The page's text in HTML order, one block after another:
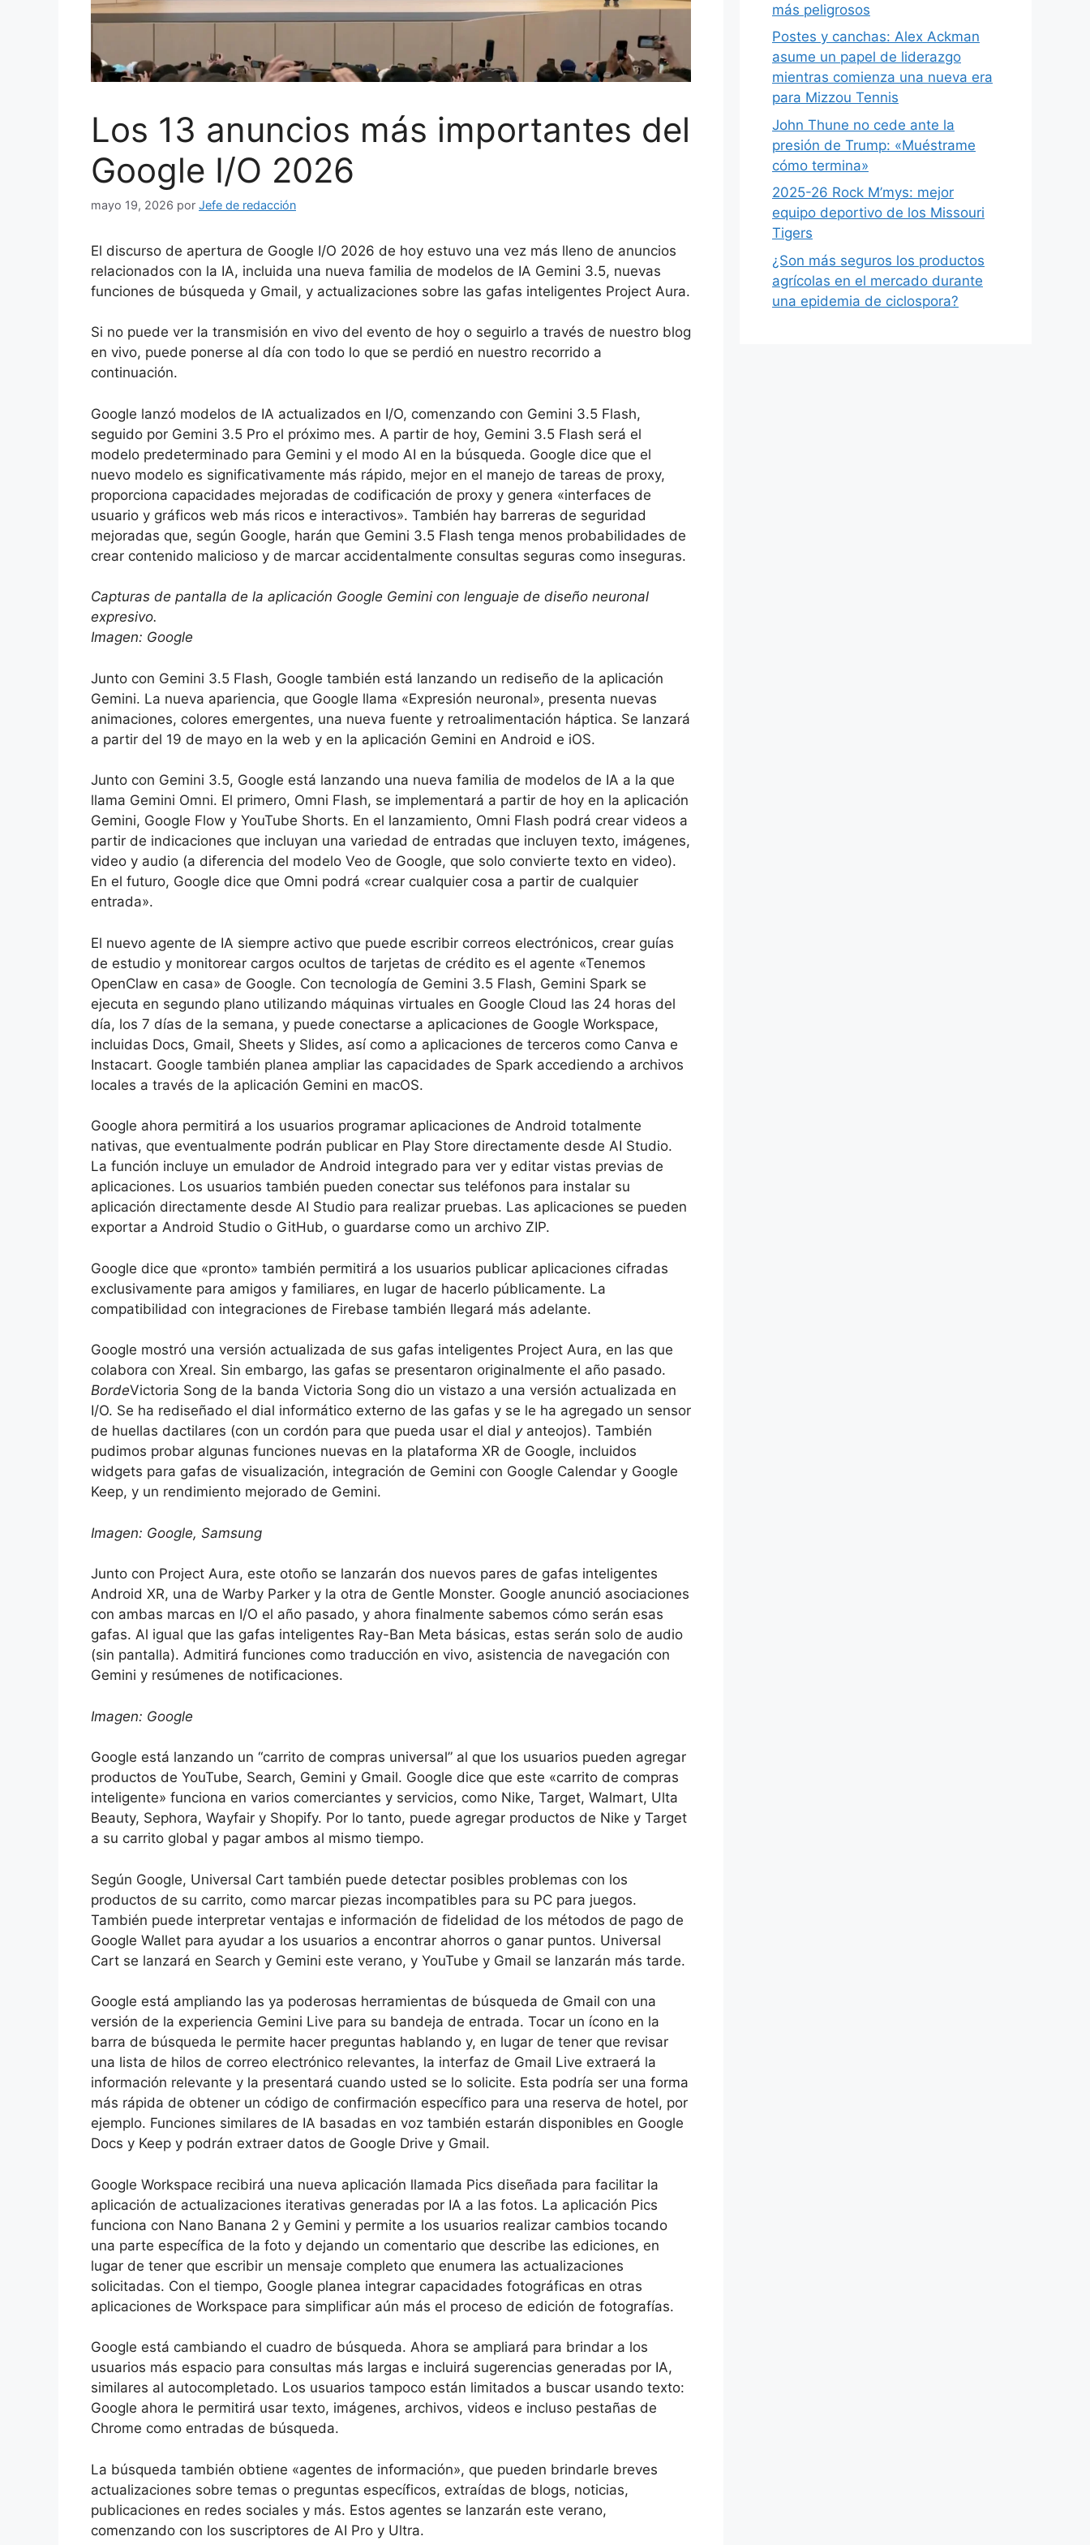
Los 13 anuncios más importantes del
Google I/O 2026
mayo 19, 2026 por Jefe de redacción
El discurso de apertura de Google I/O 2026 de hoy estuvo una vez más lleno de anuncios
relacionados con la IA, incluida una nueva familia de modelos de IA Gemini 3.5, nuevas
funciones de búsqueda y Gmail, y actualizaciones sobre las gafas inteligentes Project Aura.
Si no puede ver la transmisión en vivo del evento de hoy o seguirlo a través de nuestro blog
en vivo, puede ponerse al día con todo lo que se perdió en nuestro recorrido a
continuación.
Google lanzó modelos de IA actualizados en I/O, comenzando con Gemini 3.5 Flash,
seguido por Gemini 3.5 Pro el próximo mes. A partir de hoy, Gemini 3.5 Flash será el
modelo predeterminado para Gemini y el modo AI en la búsqueda. Google dice que el
nuevo modelo es significativamente más rápido, mejor en el manejo de tareas de proxy,
proporciona capacidades mejoradas de codificación de proxy y genera «interfaces de
usuario y gráficos web más ricos e interactivos». También hay barreras de seguridad
mejoradas que, según Google, harán que Gemini 3.5 Flash tenga menos probabilidades de
crear contenido malicioso y de marcar accidentalmente consultas seguras como inseguras.
Capturas de pantalla de la aplicación Google Gemini con lenguaje de diseño neuronal
expresivo.
Imagen: Google
Junto con Gemini 3.5 Flash, Google también está lanzando un rediseño de la aplicación
Gemini. La nueva apariencia, que Google llama «Expresión neuronal», presenta nuevas
animaciones, colores emergentes, una nueva fuente y retroalimentación háptica. Se lanzará
a partir del 19 de mayo en la web y en la aplicación Gemini en Android e iOS.
Junto con Gemini 3.5, Google está lanzando una nueva familia de modelos de IA a la que
llama Gemini Omni. El primero, Omni Flash, se implementará a partir de hoy en la aplicación
Gemini, Google Flow y YouTube Shorts. En el lanzamiento, Omni Flash podrá crear videos a
partir de indicaciones que incluyan una variedad de entradas que incluyen texto, imágenes,
video y audio (a diferencia del modelo Veo de Google, que solo convierte texto en video).
En el futuro, Google dice que Omni podrá «crear cualquier cosa a partir de cualquier
entrada».
El nuevo agente de IA siempre activo que puede escribir correos electrónicos, crear guías
de estudio y monitorear cargos ocultos de tarjetas de crédito es el agente «Tenemos
OpenClaw en casa» de Google. Con tecnología de Gemini 3.5 Flash, Gemini Spark se
ejecuta en segundo plano utilizando máquinas virtuales en Google Cloud las 24 horas del
día, los 7 días de la semana, y puede conectarse a aplicaciones de Google Workspace,
incluidas Docs, Gmail, Sheets y Slides, así como a aplicaciones de terceros como Canva e
Instacart. Google también planea ampliar las capacidades de Spark accediendo a archivos
locales a través de la aplicación Gemini en macOS.
Google ahora permitirá a los usuarios programar aplicaciones de Android totalmente
nativas, que eventualmente podrán publicar en Play Store directamente desde AI Studio.
La función incluye un emulador de Android integrado para ver y editar vistas previas de
aplicaciones. Los usuarios también pueden conectar sus teléfonos para instalar su
aplicación directamente desde AI Studio para realizar pruebas. Las aplicaciones se pueden
exportar a Android Studio o GitHub, o guardarse como un archivo ZIP.
Google dice que «pronto» también permitirá a los usuarios publicar aplicaciones cifradas
exclusivamente para amigos y familiares, en lugar de hacerlo públicamente. La
compatibilidad con integraciones de Firebase también llegará más adelante.
Google mostró una versión actualizada de sus gafas inteligentes Project Aura, en las que
colabora con Xreal. Sin embargo, las gafas se presentaron originalmente el año pasado.
BordeVictoria Song de la banda Victoria Song dio un vistazo a una versión actualizada en
I/O. Se ha rediseñado el dial informático externo de las gafas y se le ha agregado un sensor
de huellas dactilares (con un cordón para que pueda usar el dial yanteojos). También
pudimos probar algunas funciones nuevas en la plataforma XR de Google, incluidos
widgets para gafas de visualización, integración de Gemini con Google Calendar y Google
Keep, y un rendimiento mejorado de Gemini.
Imagen: Google, Samsung
Junto con Project Aura, este otoño se lanzarán dos nuevos pares de gafas inteligentes
Android XR, una de Warby Parker y la otra de Gentle Monster. Google anunció asociaciones
con ambas marcas en I/O el año pasado, y ahora finalmente sabemos cómo serán esas
gafas. Al igual que las gafas inteligentes Ray-Ban Meta básicas, estas serán solo de audio
(sin pantalla). Admitirá funciones como traducción en vivo, asistencia de navegación con
Gemini y resúmenes de notificaciones.
Imagen: Google
Google está lanzando un “carrito de compras universal” al que los usuarios pueden agregar
productos de YouTube, Search, Gemini y Gmail. Google dice que este «carrito de compras
inteligente» funciona en varios comerciantes y servicios, como Nike, Target, Walmart, Ulta
Beauty, Sephora, Wayfair y Shopify. Por lo tanto, puede agregar productos de Nike y Target
a su carrito global y pagar ambos al mismo tiempo.
Según Google, Universal Cart también puede detectar posibles problemas con los
productos de su carrito, como marcar piezas incompatibles para su PC para juegos.
También puede interpretar ventajas e información de fidelidad de los métodos de pago de
Google Wallet para ayudar a los usuarios a encontrar ahorros o ganar puntos. Universal
Cart se lanzará en Search y Gemini este verano, y YouTube y Gmail se lanzarán más tarde.
Google está ampliando las ya poderosas herramientas de búsqueda de Gmail con una
versión de la experiencia Gemini Live para su bandeja de entrada. Tocar un ícono en la
barra de búsqueda le permite hacer preguntas hablando y, en lugar de tener que revisar
una lista de hilos de correo electrónico relevantes, la interfaz de Gmail Live extraerá la
información relevante y la presentará cuando usted se lo solicite. Esta podría ser una forma
más rápida de obtener un código de confirmación específico para una reserva de hotel, por
ejemplo. Funciones similares de IA basadas en voz también estarán disponibles en Google
Docs y Keep y podrán extraer datos de Google Drive y Gmail.
Google Workspace recibirá una nueva aplicación llamada Pics diseñada para facilitar la
aplicación de actualizaciones iterativas generadas por IA a las fotos. La aplicación Pics
funciona con Nano Banana 2 y Gemini y permite a los usuarios realizar cambios tocando
una parte específica de la foto y dejando un comentario que describe las ediciones, en
lugar de tener que escribir un mensaje completo que enumera las actualizaciones
solicitadas. Con el tiempo, Google planea integrar capacidades fotográficas en otras
aplicaciones de Workspace para simplificar aún más el proceso de edición de fotografías.
Google está cambiando el cuadro de búsqueda. Ahora se ampliará para brindar a los
usuarios más espacio para consultas más largas e incluirá sugerencias generadas por IA,
similares al autocompletado. Los usuarios tampoco están limitados a buscar usando texto:
Google ahora le permitirá usar texto, imágenes, archivos, videos e incluso pestañas de
Chrome como entradas de búsqueda.
La búsqueda también obtiene «agentes de información», que pueden brindarle breves
actualizaciones sobre temas o preguntas específicos, extraídas de blogs, noticias,
publicaciones en redes sociales y más. Estos agentes se lanzarán este verano,
comenzando con los suscriptores de AI Pro y Ultra.
más peligrosos
Postes y canchas: Alex Ackman
asume un papel de liderazgo
mientras comienza una nueva era
para Mizzou Tennis
John Thune no cede ante la
presión de Trump: «Muéstrame
cómo termina»
2025-26 Rock M’mys: mejor
equipo deportivo de los Missouri
Tigers
¿Son más seguros los productos
agrícolas en el mercado durante
una epidemia de ciclospora?